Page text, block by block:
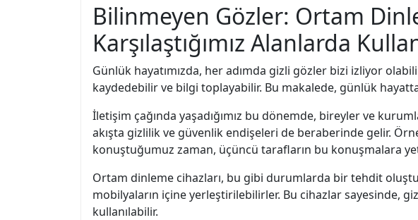
Bilinmeyen Gözler: Ortam
Karşılaştığımız Alanlarda
Günlük hayatımızda, her adımda gizli gözler bizi izliyor
kaydedebilir ve bilgi toplayabilir. Bu makalede, günlük hayatta
İletişim çağında yaşadığımız bu dönemde, bireyler ve
akışta gizlilik ve güvenlik endişeleri de beraberinde gelir.
konuştuğumuz zaman, üçüncü tarafların bu konuşmalara
Ortam dinleme cihazları, bu gibi durumlarda bir tehdit
mobilyaların içine yerleştirilebilirler. Bu cihazlar sayesinde,
kullanılabilir.